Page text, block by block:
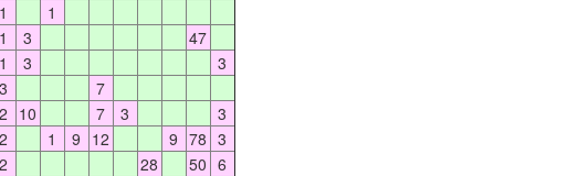
1
1
1 3
47
1 3
3
3
7
2 10 7 3
3
2 1 9 12 9 78 3
2 28 50 6